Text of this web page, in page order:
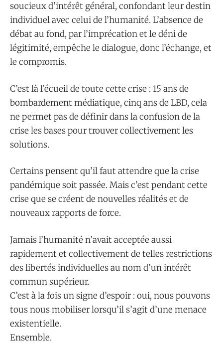
soucieux d’intérêt général, confondant leur destin
individuel avec celui de l’humanité. L’absence de
débat au fond, par l’imprécation et le déni de
légitimité, empêche le dialogue, donc l’échange, et
le compromis.
C’est là l’écueil de toute cette crise : 15 ans de
bombardement médiatique, cinq ans de LBD, cela
ne permet pas de définir dans la confusion de la
crise les bases pour trouver collectivement les
solutions.
Certains pensent qu’il faut attendre que la crise
pandémique soit passée. Mais c’est pendant cette
crise que se créent de nouvelles réalités et de
nouveaux rapports de force.
Jamais l’humanité n’avait acceptée aussi
rapidement et collectivement de telles restrictions
des libertés individuelles au nom d’un intérêt
commun supérieur.
C’est à la fois un signe d’espoir : oui, nous pouvons
tous nous mobiliser lorsqu’il s’agit d’une menace
existentielle.
Ensemble.